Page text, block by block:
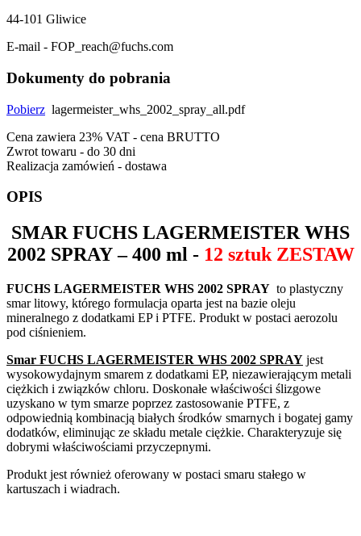
44-101 Gliwice
E-mail - FOP_reach@fuchs.com
Dokumenty do pobrania
Pobierz lagermeister_whs_2002_spray_all.pdf
Cena zawiera 23% VAT - cena BRUTTO
Zwrot towaru - do 30 dni
Realizacja zamówień - dostawa
OPIS
SMAR FUCHS LAGERMEISTER WHS
2002 SPRAY– 400 ml - 12 sztuk ZESTAW
FUCHS LAGERMEISTER WHS 2002 SPRAY to plastyczny
smar litowy, którego formulacja oparta jest na bazie oleju
mineralnego z dodatkami EP i PTFE. Produkt w postaci aerozolu
pod ciśnieniem.
Smar FUCHS LAGERMEISTER WHS 2002 SPRAY jest
wysokowydajnym smarem z dodatkami EP, niezawierającym metali
ciężkich i związków chloru. Doskonałe właściwości ślizgowe
uzyskano w tym smarze poprzez zastosowanie PTFE, z
odpowiednią kombinacją białych środków smarnych i bogatej gamy
dodatków, eliminując ze składu metale ciężkie. Charakteryzuje się
dobrymi właściwościami przyczepnymi.
Produkt jest również oferowany w postaci smaru stałego w
kartuszach i wiadrach.